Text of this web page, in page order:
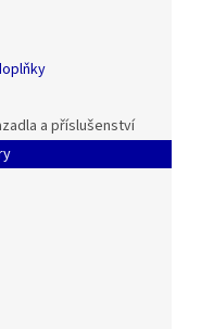
a příslušenství